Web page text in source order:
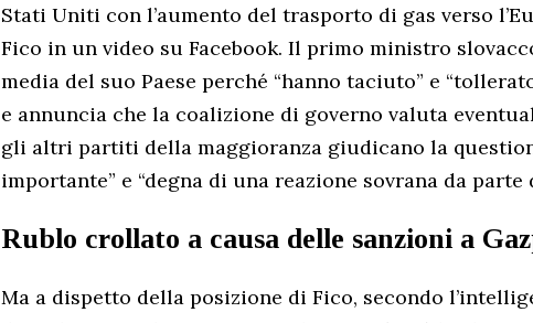
Stati Uniti con l’aumento del trasporto di gas verso
Fico in un video su Facebook. Il primo ministro
media del suo Paese perché “hanno taciuto” e
e annuncia che la coalizione di governo valuta
gli altri partiti della maggioranza giudicano la
importante” e “degna di una reazione sovrana da parte
Rublo crollato a causa delle sanzioni a
Ma a dispetto della posizione di Fico, secondo